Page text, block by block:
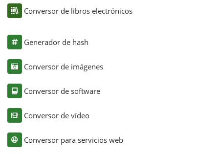
Conversor de libros electrónicos
Generador de hash
Conversor de imágenes
Conversor de software
Conversor de vídeo
Conversor para servicios web